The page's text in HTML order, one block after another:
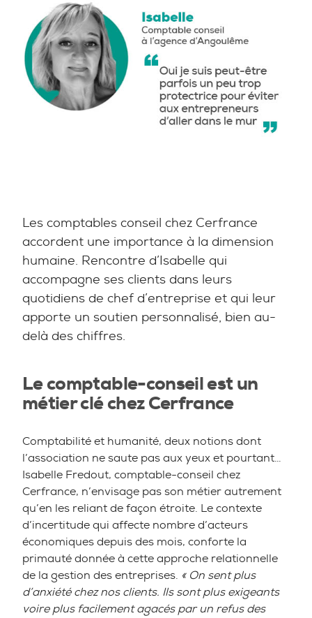
Les comptables conseil chez Cerfrance
accordent une importance à la dimension
humaine. Rencontre d’Isabelle qui
accompagne ses clients dans leurs
quotidiens de chef d’entreprise et qui leur
apporte un soutien personnalisé, bien au-
delà des chiffres.
Le comptable-conseil est un
métier clé chez Cerfrance
Comptabilité et humanité, deux notions dont
l’association ne saute pas aux yeux et pourtant…
Isabelle Fredout, comptable-conseil chez
Cerfrance, n’envisage pas son métier autrement
qu’en les reliant de façon étroite. Le contexte
d’incertitude qui affecte nombre d’acteurs
économiques depuis des mois, conforte la
primauté donnée à cette approche relationnelle
de la gestion des entreprises. « On sent plus
d’anxiété chez nos clients. Ils sont plus exigeants
voire plus facilement agacés par un refus des